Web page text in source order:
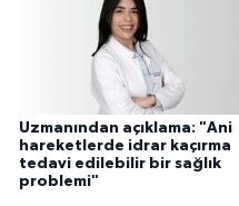
Uzmanından açıklama: "Ani
hareketlerde idrar kaçırma
tedavi edilebilir bir sağlık
problemi"